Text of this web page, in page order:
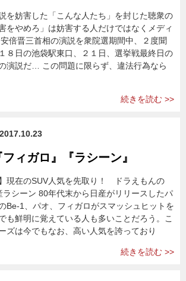
を妨害した「こんな人たち」を封じた聴衆の
をやめろ」は妨害する人だけではなくメディ
倍晋三首相の演説を衆院選期間中、２度聞
８日の池袋駅東口、２１日、選挙戦最終日の
演説だ… この問題に限らず、違法行為なら
続きを読む >>
2017.10.23
ィガロ』『ラシーン』
】現在のSUV人気を先取り！ ドラえもんの
シーン 80年代末から日産がリリースしたパ
Be-1、パオ、フィガロがスマッシュヒットを
も鮮明に覚えている人も多いことだろう。こ
ズは今でもなお、高い人気を誇っており
続きを読む >>